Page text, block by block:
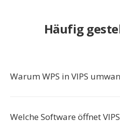
Häufig
Warum WPS in VIPS
Welche Software öffnet